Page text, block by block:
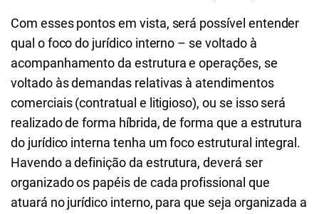
Com esses pontos em vista, será possível entender
qual o foco do jurídico interno – se voltado à
acompanhamento da estrutura e operações, se
voltado às demandas relativas à atendimentos
comerciais (contratual e litigioso), ou se isso será
realizado de forma híbrida, de forma que a estrutura
do jurídico interna tenha um foco estrutural integral.
Havendo a definição da estrutura, deverá ser
organizado os papéis de cada profissional que
atuará no jurídico interno, para que seja organizada a